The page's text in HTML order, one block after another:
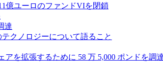
億ユーロのファンドVIを閉鎖
達
クノロジーについて語ること
アを拡張するために 58 万 5,000 ポンドを調